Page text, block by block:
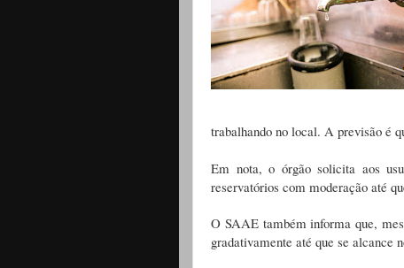
trabalhando no local. A previsão é
Em nota, o órgão solicita aos
reservatórios com moderação até
O SAAE também informa que,
gradativamente até que se alcance